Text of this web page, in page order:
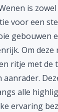
is
voor een
gebouwen
Om
ritje met de
aanrader.
alle
ervaring